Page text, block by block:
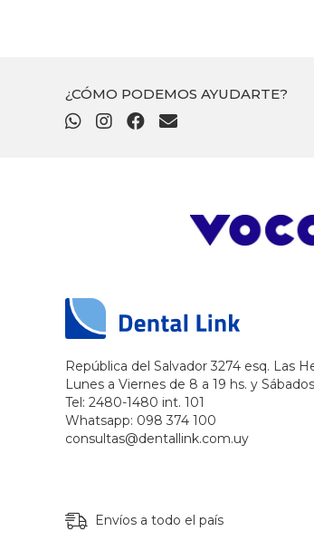
¿CÓMO PODEMOS AYUDARTE?
República del Salvador 3274 esq. Las
Lunes a Viernes de 8 a 19 hs. y
Tel: 2480-1480 int. 101
Whatsapp: 098 374 100
consultas@dentallink.com.uy
Envíos a todo el país